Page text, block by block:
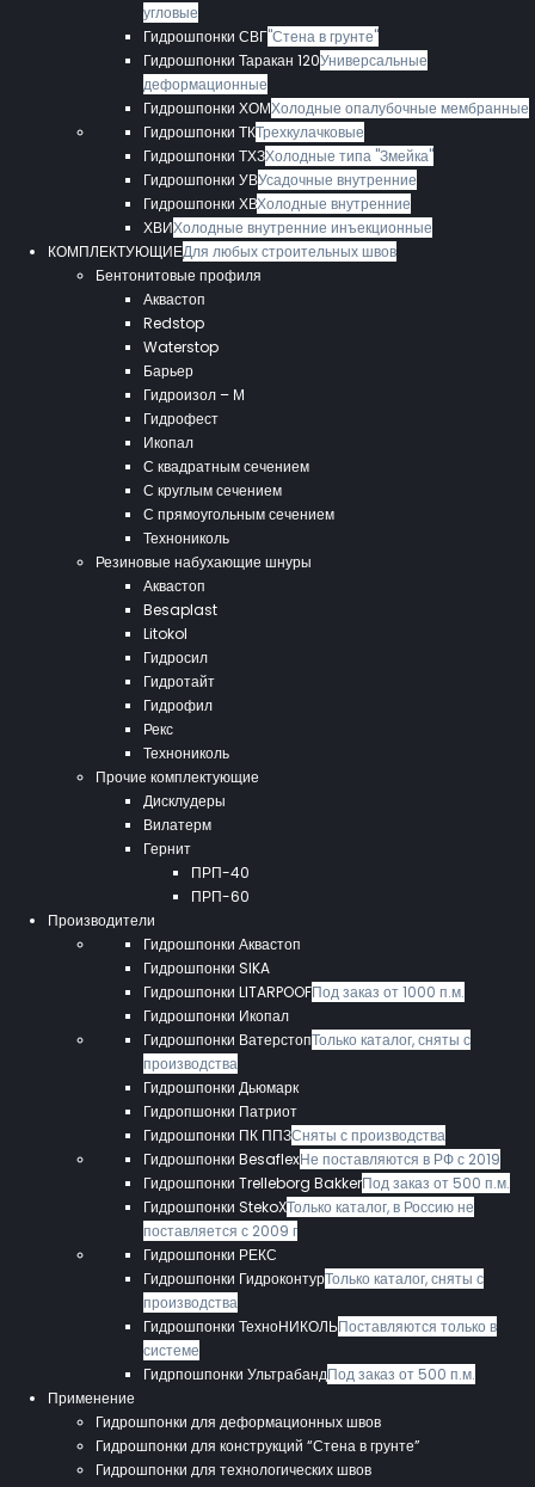
угловые
Гидрошпонки СВГ"Стена в грунте"
Гидрошпонки Таракан 120Универсальные
деформационные
Гидрошпонки ХОМХолодные опалубочные мембранные
Гидрошпонки ТКТрехкулачковые
Гидрошпонки ТХЗХолодные типа "Змейка"
Гидрошпонки УВУсадочные внутренние
Гидрошпонки ХВХолодные внутренние
ХВИХолодные внутренние инъекционные
КОМПЛЕКТУЮЩИЕДля любых строительных швов
Бентонитовые профиля
Аквастоп
Redstop
Waterstop
Барьер
Гидроизол – М
Гидрофест
Икопал
С квадратным сечением
С круглым сечением
С прямоугольным сечением
Технониколь
Резиновые набухающие шнуры
Аквастоп
Besaplast
Litokol
Гидросил
Гидротайт
Гидрофил
Рекс
Технониколь
Прочие комплектующие
Дисклудеры
Вилатерм
Гернит
ПРП-40
ПРП-60
Производители
Гидрошпонки Аквастоп
Гидрошпонки SIKA
Гидрошпонки LITARPOOFПод заказ от 1000 п.м.
Гидрошпонки Икопал
Гидрошпонки ВатерстопТолько каталог, сняты с
производства
Гидрошпонки Дьюмарк
Гидропшонки Патриот
Гидрошпонки ПК ППЗСняты с производства
Гидрошпонки BesaflexНе поставляются в РФ с 2019
Гидрошпонки Trelleborg BakkerПод заказ от 500 п.м.
Гидрошпонки StekoXТолько каталог, в Россию не
поставляется с 2009 г
Гидрошпонки РЕКС
Гидрошпонки ГидроконтурТолько каталог, сняты с
производства
Гидрошпонки ТехноНИКОЛЬПоставляются только в
системе
Гидрпошпонки УльтрабандПод заказ от 500 п.м.
Применение
Гидрошпонки для деформационных швов
Гидрошпонки для конструкций “Стена в грунте”
Гидрошпонки для технологических швов